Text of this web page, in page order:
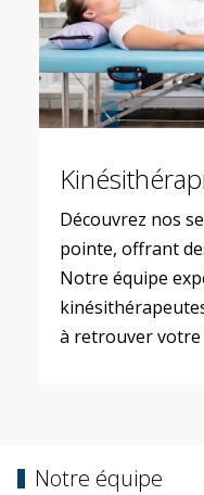
Découvrez nos
pointe, offrant
Notre équipe
à retrouver votre
Notre équipe